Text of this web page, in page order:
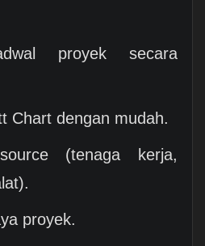
proyek secara
Chart dengan mudah.
(tenaga kerja,
proyek.